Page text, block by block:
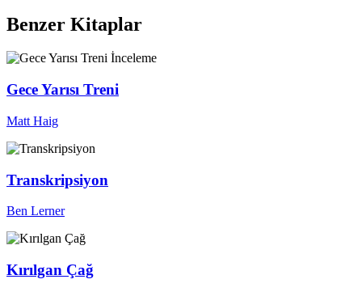
Benzer Kitaplar
İnceleme
Gece Yarısı Treni
Matt Haig
Transkripsiyon
Ben Lerner
Kırılgan Çağ